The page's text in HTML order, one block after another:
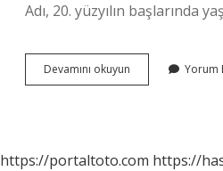
Adı, 20. yüzyılın başlarında
Devamını okuyun
Gelin
Yorum
https://portaltoto.com https://